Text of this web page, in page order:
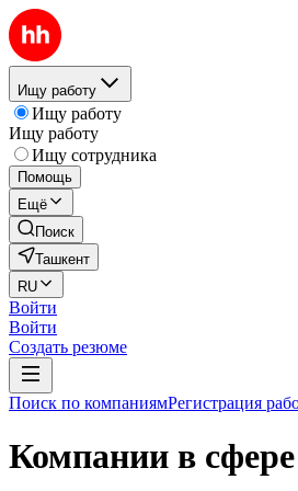
Ищу работу
Ищу работу
Ищу работу
Ищу сотрудника
Помощь
Ещё
Поиск
Ташкент
RU
Войти
Войти
Создать резюме
Поиск по компаниямРегистрация
Компании в